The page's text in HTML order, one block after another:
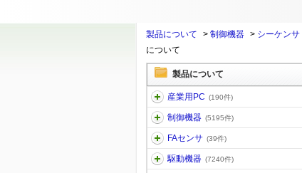
製品について > 制御機器 > シーケン
について
製品について
産業用PC (190件)
制御機器 (5195件)
FAセンサ (39件)
駆動機器 (7240件)